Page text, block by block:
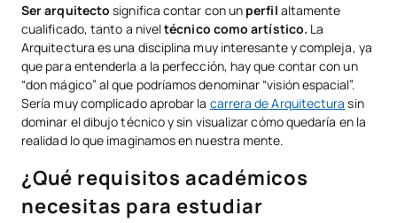
¿Qué es lo más difícil de estudiar Arquitectura?
¿Cuánto dura la carrera de Arquitectura? ¿Se necesitan 7 años?
¿Qué cualidades se ha de tener para ser arquitecto?
¿Merece la pena estudiar Arquitectura? ¿Es rentable?
¿Por qué estudiar Arquitectura en UAX?
Ser arquitecto significa contar con un perfil altamente
cualificado, tanto a niveltécnico como artístico. La
Arquitectura es una disciplina muy interesante y compleja, ya
que para entenderla a la perfección, hay que contar con un
“don mágico” al que podríamos denominar “visión espacial”.
Sería muy complicado aprobar la carrera de Arquitectura sin
dominar el dibujo técnico y sin visualizar cómo quedaría en la
realidad lo que imaginamos en nuestra mente.
¿Qué requisitos académicos
necesitas para estudiar